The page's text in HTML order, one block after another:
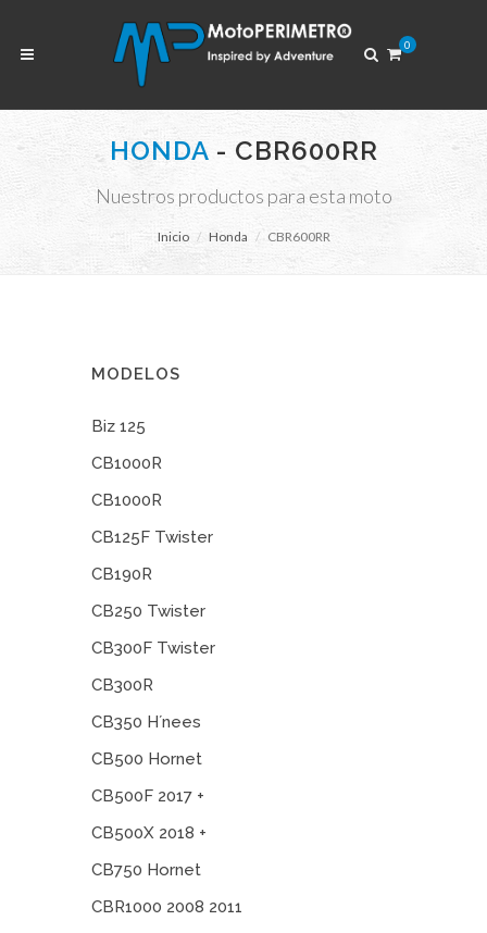
0
HONDA- CBR600RR
Nuestros productos para esta moto
Inicio Honda CBR600RR
MODELOS
Biz 125
CB1000R
CB1000R
CB125F Twister
CB190R
CB250 Twister
CB300F Twister
CB300R
CB350 H´nees
CB500 Hornet
CB500F 2017 +
CB500X 2018 +
CB750 Hornet
CBR1000 2008 2011